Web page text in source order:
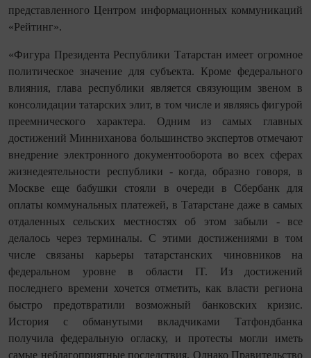
представленного Центром информационных коммуникаций
«Рейтинг».
«Фигура Президента Республики Татарстан имеет огромное
политическое значение для субъекта. Кроме федерального
влияния, глава республики является связующим звеном в
консолидации татарских элит, в том числе и являясь фигурой
преемнического характера. Одним из самых главных
достижений Минниханова большинство экспертов отмечают
внедрение электронного документооборота во всех сферах
жизнедеятельности республики - когда, образно говоря, в
Москве еще бабушки стояли в очереди в Сбербанк для
оплаты коммунальных платежей, в Татарстане даже в самых
отдаленных сельских местностях об этом забыли - все
делалось через терминалы. С этими достижениями в том
числе связаны карьеры татарстанских чиновников на
федеральном уровне в области IT. Из достижений
последнего времени хочется отметить, как власти региона
быстро предотвратили возможный банковских кризис.
История с обманутыми вкладчиками Татфондбанка
получила федеральную огласку, и протесты могли иметь
самые неблагоприятные последствия. Однако Правительство